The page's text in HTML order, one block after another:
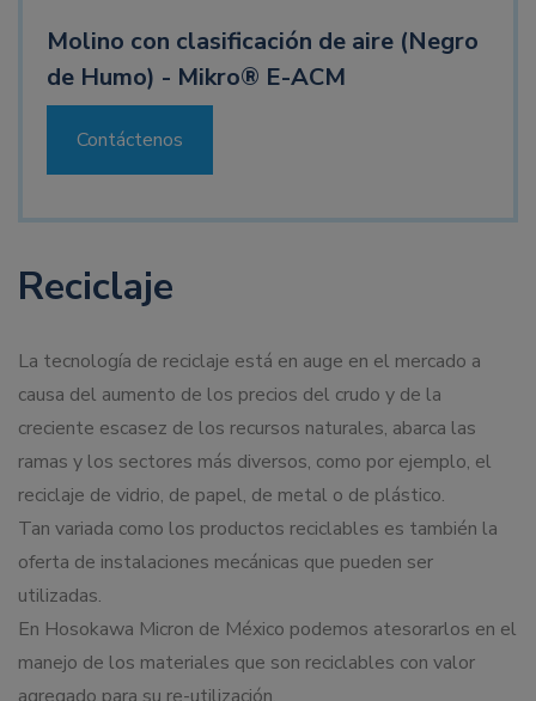
Molino con clasificación de aire (Negro
de Humo) - Mikro® E-ACM
Contáctenos
Reciclaje
La tecnología de reciclaje está en auge en el mercado a
causa del aumento de los precios del crudo y de la
creciente escasez de los recursos naturales, abarca las
ramas y los sectores más diversos, como por ejemplo, el
reciclaje de vidrio, de papel, de metal o de plástico.
Tan variada como los productos reciclables es también la
oferta de instalaciones mecánicas que pueden ser
utilizadas.
En Hosokawa Micron de México podemos atesorarlos en el
manejo de los materiales que son reciclables con valor